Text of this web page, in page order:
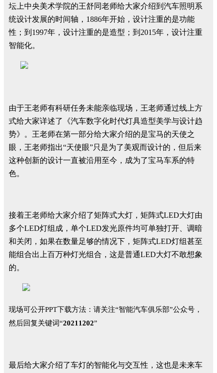
坛上中央美术学院的王舒同老师给大家介绍到汽车照明系
统设计发展的时间轴，1886年开始，设计注重的是功能
性；到1997年，设计注重的是造型；到2015年，设计注重
智能化。
由于王老师有科研任务未能亲临现场，王老师通过线上方
式给大家详述了《汽车数字化时代灯具造型美学与设计趋
势》。王老师在第一部分给大家介绍的是宝马的天使之
眼，王老师指出“天使眼”只是为了美观而设计的，但后来
这种创新的设计一直被沿用至今，成为了宝马车系的特
色。
接着王老师给大家介绍了矩阵式大灯，矩阵式LED大灯由
多个LED灯组成，单个LED发光原件均可单独打开、调暗
和关闭，如果在数量足够的情况下，矩阵式LED灯组甚至
能组合出上百万种灯光组合，这是普通LED大灯不敢想象
的。
现场可公开PPT下载方法： 请关注“智能汽车俱乐部”公众号，
然后回复关键词“20211202”
最后给大家介绍了车灯的智能化与交互性，这也是未来车